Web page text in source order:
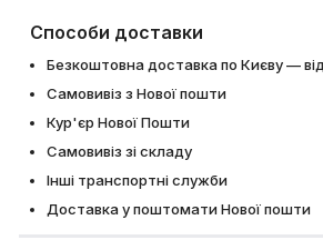
Способи доставки
Безкоштовна доставка по Києву —
Самовивіз з Нової пошти
Кур'єр Нової Пошти
Самовивіз зі складу
Інші транспортні служби
Доставка у поштомати Нової пошти